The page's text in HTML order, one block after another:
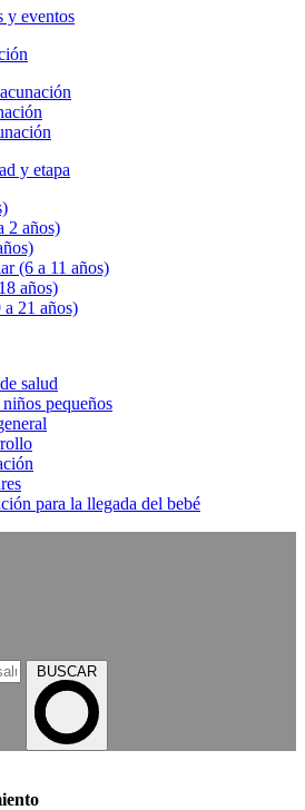
y eventos
y etapa
2 años)
(6 a 11 años)
años)
21 años)
salud
pequeños
para la llegada del bebé
BUSCAR